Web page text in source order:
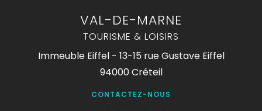
VAL-DE-MARNE
TOURISME & LOISIRS
Immeuble Eiffel - 13-15 rue Gustave Eiffel
94000 Créteil
CONTACTEZ-NOUS